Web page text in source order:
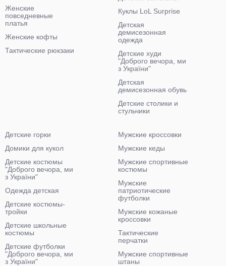
Женские
повседневные
платья
Женские кофты
Тактические рюкзаки
Куклы LoL Surprise
Детская
демисезонная
одежда
Детские худи
"Доброго вечора, ми
з України"
Детская
демисезонная обувь
Детские столики и
стульчики
Детские горки
Домики для кукол
Детские костюмы
"Доброго вечора, ми
з України"
Одежда детская
Детские костюмы-
тройки
Детские школьные
костюмы
Детские футболки
"Доброго вечора, ми
з України"
Мужские кроссовки
Мужские кеды
Мужские спортивные
костюмы
Мужские
патриотические
футболки
Мужские кожаные
кроссовки
Тактические
перчатки
Мужские спортивные
штаны